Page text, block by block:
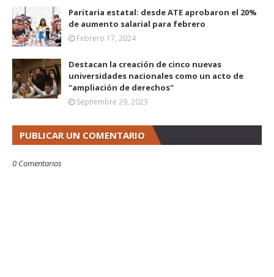
Paritaria estatal: desde ATE aprobaron el 20%
de aumento salarial para febrero
Febrero 17, 2024
Destacan la creación de cinco nuevas
universidades nacionales como un acto de
"ampliación de derechos"
Septiembre 29, 2023
PUBLICAR UN COMENTARIO
0 Comentarios